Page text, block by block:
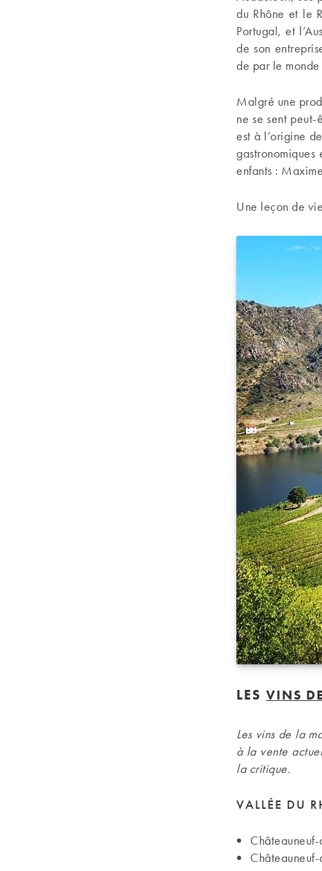
du Rhône et le
Portugal, et
de son
de par le
Malgré une
ne se sent
est à l’origine
enfants :
Une leçon de
LES VINS
Les vins de la
à la vente
la critique.
VALLÉE DU